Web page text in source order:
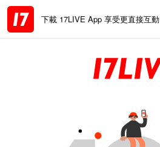
下載 17LIVE App 享受更直接互動